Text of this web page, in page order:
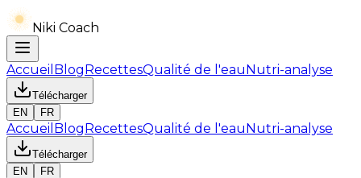
Niki Coach
Accueil BlogRecettesQualité de l'eauNutri-analyse
Télécharger
EN
FR
Accueil BlogRecettesQualité de l'eauNutri-analyse
Télécharger
EN
FR